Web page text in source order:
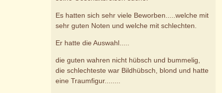
Es hatten sich sehr viele Beworben.....welche mit
sehr guten Noten und welche mit schlechten.
Er hatte die Auswahl.....
die guten wahren nicht hübsch und bummelig,
die schlechteste war Bildhübsch, blond und hatte
eine Traumfigur........